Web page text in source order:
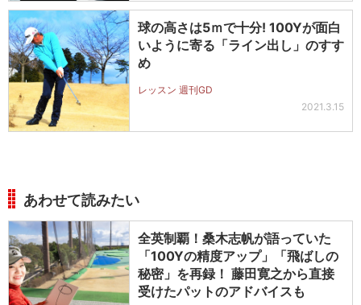
球の高さは5ｍで十分! 100Yが面白
いように寄る「ライン出し」のすす
め
レッスン 週刊GD
2021.3.15
あわせて読みたい
全英制覇！桑木志帆が語っていた
「100Yの精度アップ」「飛ばしの
秘密」を再録！ 藤田寛之から直接
受けたパットのアドバイスも